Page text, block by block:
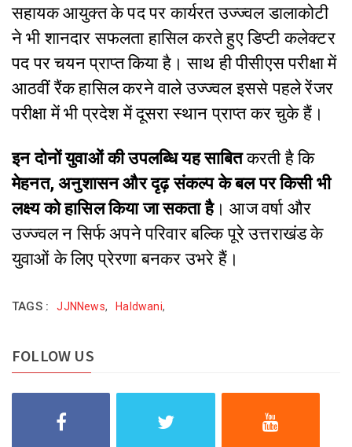
सहायक आयुक्त के पद पर कार्यरत उज्ज्वल डालाकोटी
ने भी शानदार सफलता हासिल करते हुए डिप्टी कलेक्टर
पद पर चयन प्राप्त किया है। साथ ही पीसीएस परीक्षा में
आठवीं रैंक हासिल करने वाले उज्ज्वल इससे पहले रेंजर
परीक्षा में भी प्रदेश में दूसरा स्थान प्राप्त कर चुके हैं।
इन दोनों युवाओं की उपलब्धि यह साबितकरती है कि
मेहनत, अनुशासन और दृढ़ संकल्प के बल पर किसी भी
लक्ष्य को हासिल किया जा सकता है। आज वर्षा और
उज्ज्वल न सिर्फ अपने परिवार बल्कि पूरे उत्तराखंड के
युवाओं के लिए प्रेरणा बनकर उभरे हैं।
TAGS : JJNNews, Haldwani,
FOLLOW US